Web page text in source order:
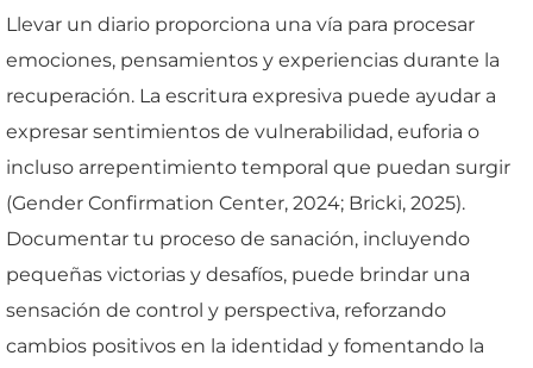
Llevar un diario proporciona una vía para procesar
emociones, pensamientos y experiencias durante la
recuperación. La escritura expresiva puede ayudar a
expresar sentimientos de vulnerabilidad, euforia o
incluso arrepentimiento temporal que puedan surgir
(Gender Confirmation Center, 2024; Bricki, 2025).
Documentar tu proceso de sanación, incluyendo
pequeñas victorias y desafíos, puede brindar una
sensación de control y perspectiva, reforzando
cambios positivos en la identidad y fomentando la